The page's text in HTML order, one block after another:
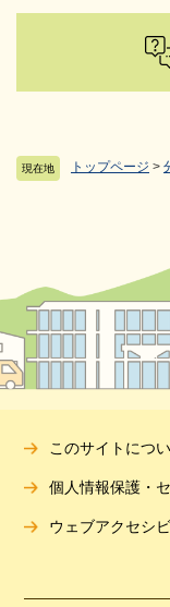
現在地 トップページ >
このサイトにつ
個人情報保護・
ウェブアクセシ